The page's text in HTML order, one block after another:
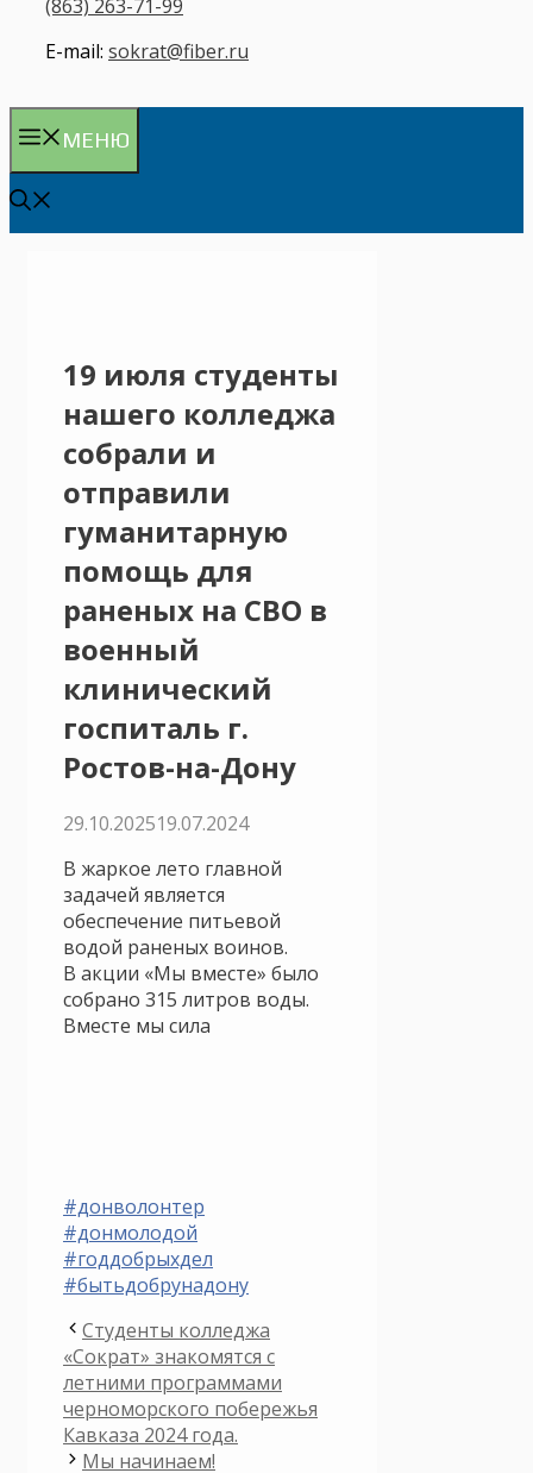
(863) 263-71-99
E-mail: sokrat@fiber.ru
МЕНЮ
19 июля студенты
нашего колледжа
собрали и
отправили
гуманитарную
помощь для
раненых на СВО в
военный
клинический
госпиталь г.
Ростов-на-Дону
29.10.202519.07.2024
В жаркое лето главной
задачей является
обеспечение питьевой
водой раненых воинов.
В акции «Мы вместе» было
собрано 315 литров воды.
Вместе мы сила
#донволонтер
#донмолодой
#годдобрыхдел
#бытьдобрунадону
Студенты колледжа
«Сократ» знакомятся с
летними программами
черноморского побережья
Кавказа 2024 года.
Мы начинаем!